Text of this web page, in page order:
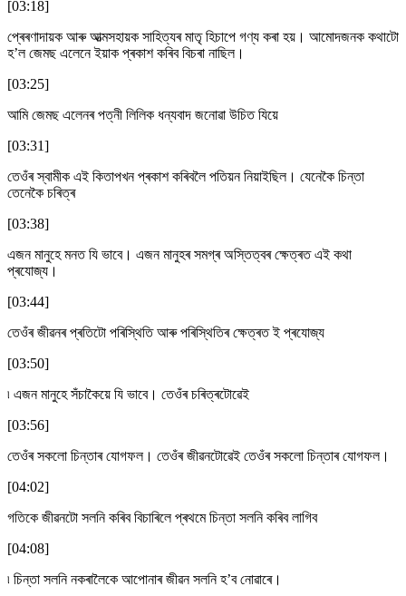
[03:18]
প্ৰেৰণাদায়ক আৰু আত্মসহায়ক সাহিত্যৰ মাতৃ হিচাপে গণ্য কৰা হয়। আমোদজনক কথাটো
হ’ল জেমছ এলেনে ইয়াক প্ৰকাশ কৰিব বিচৰা নাছিল।
[03:25]
আমি জেমছ এলেনৰ পত্নী লিলিক ধন্যবাদ জনোৱা উচিত যিয়ে
[03:31]
তেওঁৰ স্বামীক এই কিতাপখন প্ৰকাশ কৰিবলৈ পতিয়ন নিয়াইছিল। যেনেকৈ চিন্তা
তেনেকৈ চৰিত্ৰ
[03:38]
এজন মানুহে মনত যি ভাবে। এজন মানুহৰ সমগ্ৰ অস্তিত্বৰ ক্ষেত্ৰত এই কথা
প্ৰযোজ্য।
[03:44]
তেওঁৰ জীৱনৰ প্ৰতিটো পৰিস্থিতি আৰু পৰিস্থিতিৰ ক্ষেত্ৰত ই প্ৰযোজ্য
[03:50]
৷ এজন মানুহে সঁচাকৈয়ে যি ভাবে। তেওঁৰ চৰিত্ৰটোৱেই
[03:56]
তেওঁৰ সকলো চিন্তাৰ যোগফল। তেওঁৰ জীৱনটোৱেই তেওঁৰ সকলো চিন্তাৰ যোগফল।
[04:02]
গতিকে জীৱনটো সলনি কৰিব বিচাৰিলে প্ৰথমে চিন্তা সলনি কৰিব লাগিব
[04:08]
৷ চিন্তা সলনি নকৰালৈকে আপোনাৰ জীৱন সলনি হ’ব নোৱাৰে।